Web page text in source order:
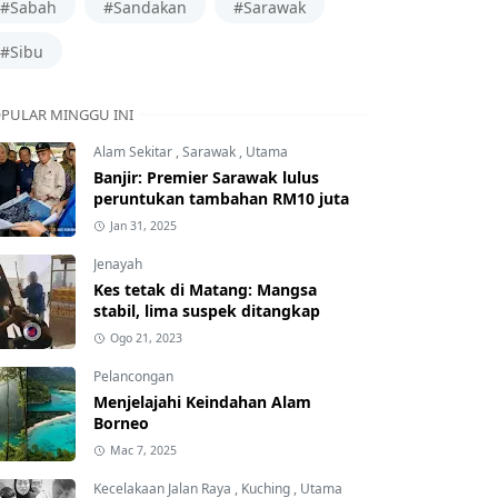
#Sabah #Sandakan #Sarawak
#Sibu
MINGGU INI
Alam Sekitar ,Sarawak , Utama
Banjir: Premier Sarawak lulus
peruntukan tambahan RM10 juta
Jan 31, 2025
Jenayah
Kes tetak di Matang: Mangsa
stabil, lima suspek ditangkap
Ogo 21, 2023
Pelancongan
Menjelajahi Keindahan Alam
Borneo
Mac 7, 2025
Kecelakaan Jalan Raya , Kuching , Utama